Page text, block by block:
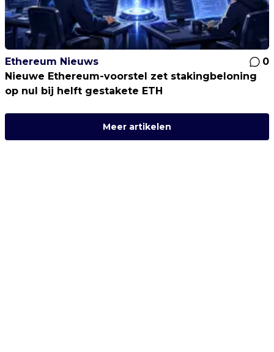
Ethereum Nieuws
0
Nieuwe Ethereum-voorstel zet stakingbeloning
op nul bij helft gestakete ETH
Meer artikelen